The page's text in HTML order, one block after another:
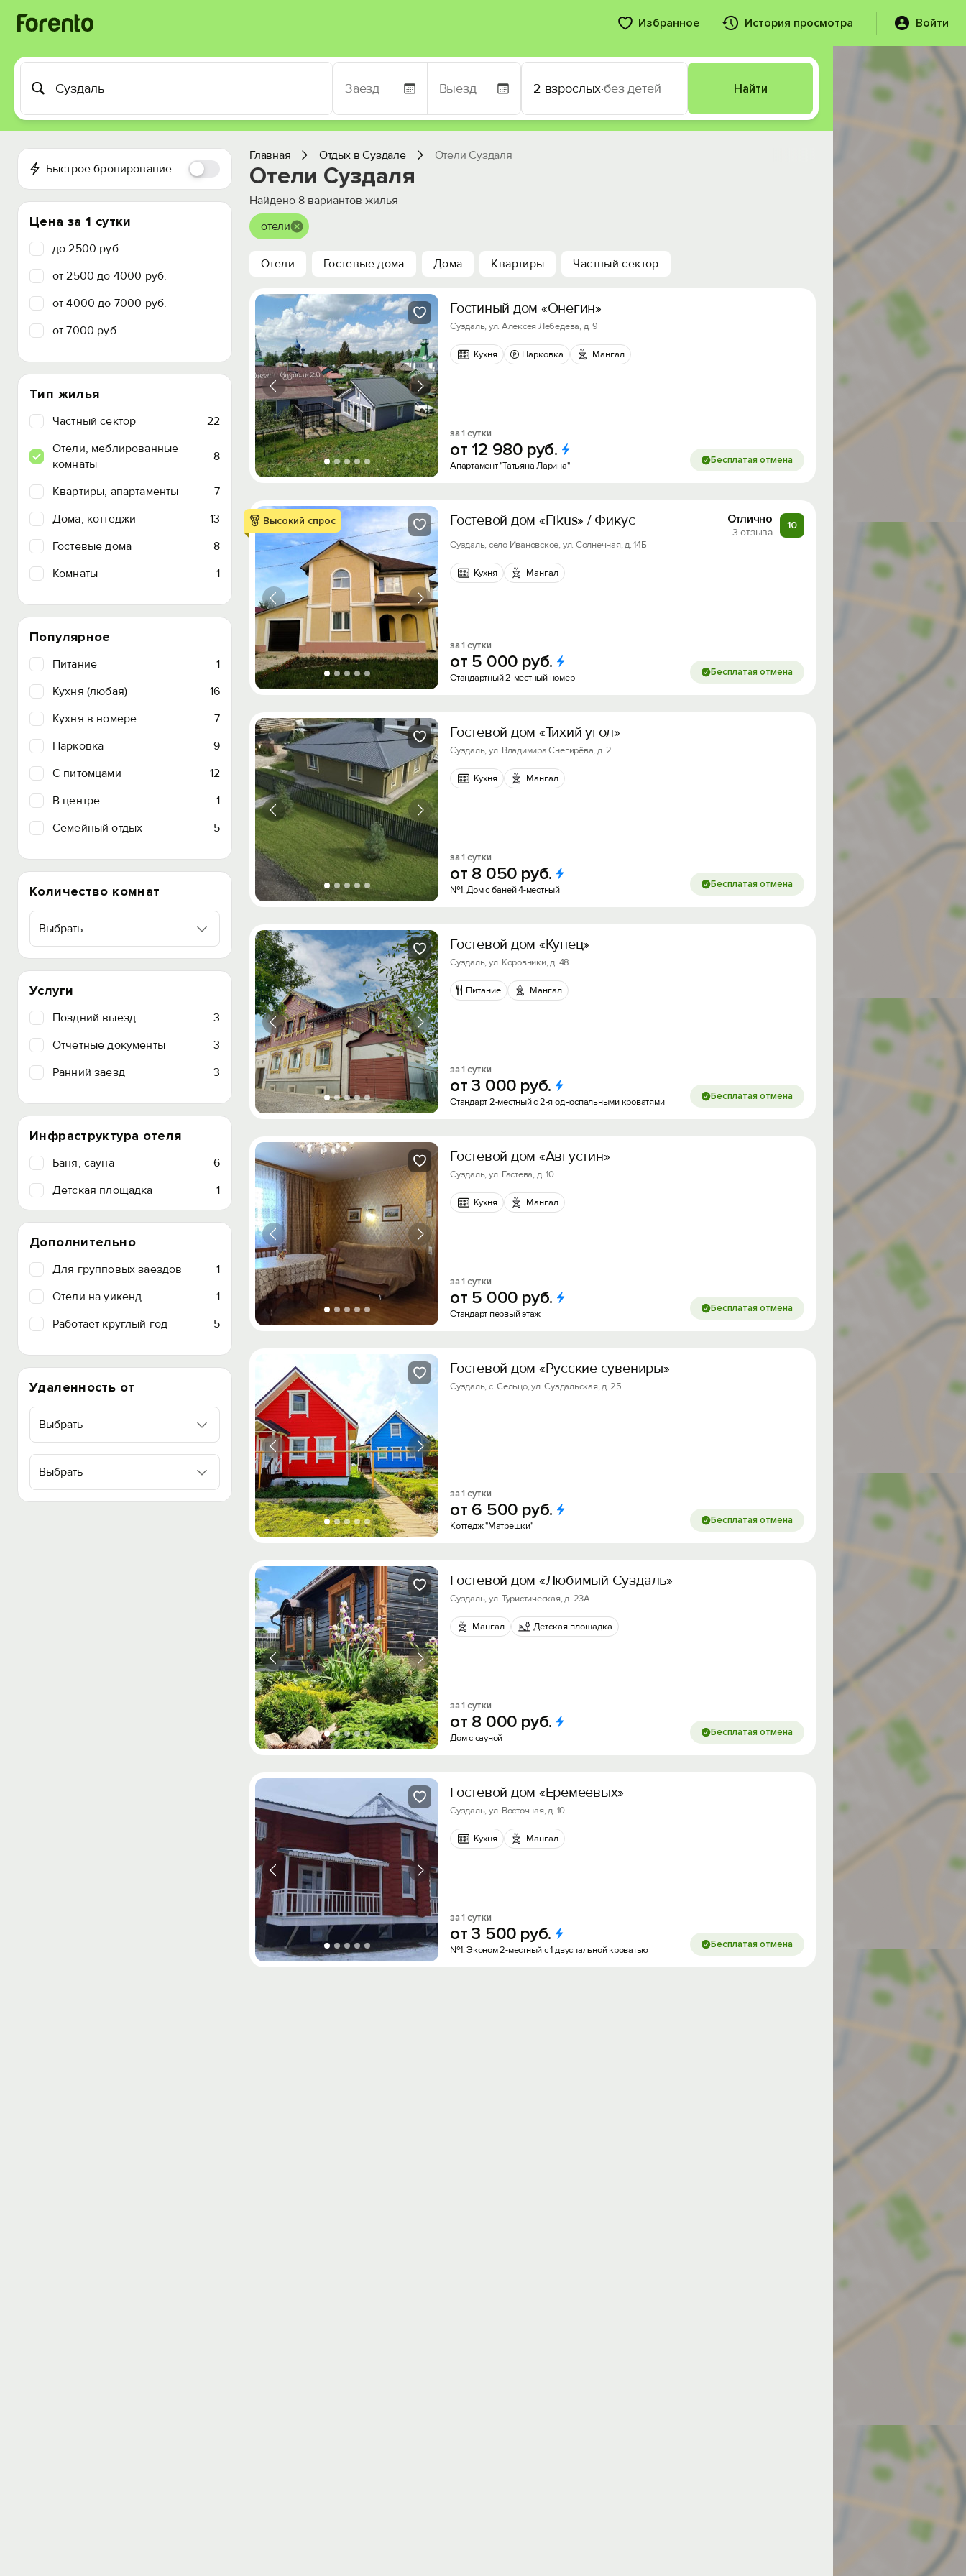
Избранное История просмотра Войти
2 взрослых·без детей Найти
Быстрое бронирование
Цена за 1 сутки
до 2500 руб.
от 2500 до 4000 руб.
от 4000 до 7000 руб.
от 7000 руб.
Тип жилья
Частный сектор
22
Отели, меблированные
комнаты
8
Квартиры, апартаменты
7
Дома, коттеджи
13
Гостевые дома
8
Комнаты
1
Популярное
Питание
1
Кухня (любая)
16
Кухня в номере
7
Парковка
9
C питомцами
12
В центре
1
Семейный отдых
5
Количество комнат
Выбрать
Услуги
Поздний выезд
3
Отчетные документы
3
Ранний заезд
3
Инфраструктура отеля
Баня, сауна
6
Детская площадка
1
Дополнительно
Для групповых заездов
1
Отели на уикенд
1
Работает круглый год
5
Удаленность от
Выбрать
Выбрать
Главная Отдых в Суздале Отели Суздаля
Отели Суздаля
Найдено 8 вариантов жилья
отели
Отели Гостевые дома Дома Квартиры Частный сектор
Гостиный дом «Онегин»
Суздаль, ул. Алексея Лебедева, д. 9
Кухня Парковка Мангал
за 1 сутки
от 12 980 руб.
Апартамент "Татьяна Ларина" Бесплатая отмена
Высокий спрос Гостевой дом «Fikus» / Фикус Отлично
3 отзыва
10
Суздаль, село Ивановское, ул. Солнечная, д. 14Б
Кухня Мангал
за 1 сутки
от 5 000 руб.
Стандартный 2-местный номер Бесплатая отмена
Гостевой дом «Тихий угол»
Суздаль, ул. Владимира Снегирёва, д. 2
Кухня Мангал
за 1 сутки
от 8 050 руб.
№1. Дом с баней 4-местный Бесплатая отмена
Гостевой дом «Купец»
Суздаль, ул. Коровники, д. 48
Питание Мангал
за 1 сутки
от3 000 руб.
Стандарт 2-местный с 2-я односпальными кроватями Бесплатая отмена
Гостевой дом «Августин»
Суздаль, ул. Гастева, д. 10
Кухня Мангал
за 1 сутки
от 5 000 руб.
Стандарт первый этаж Бесплатая отмена
Гостевой дом «Русские сувениры»
Суздаль, с. Сельцо, ул. Суздальская, д. 25
за 1 сутки
от 6 500 руб.
Коттедж "Матрешки" Бесплатая отмена
Гостевой дом «Любимый Суздаль»
Суздаль, ул. Туристическая, д. 23А
Мангал Детская площадка
за 1 сутки
от 8 000 руб.
Дом с сауной Бесплатая отмена
Гостевой дом «Еремеевых»
Суздаль, ул. Восточная, д. 10
Кухня Мангал
за 1 сутки
от3 500 руб.
№1. Эконом 2-местный с 1 двуспальной кроватью Бесплатая отмена